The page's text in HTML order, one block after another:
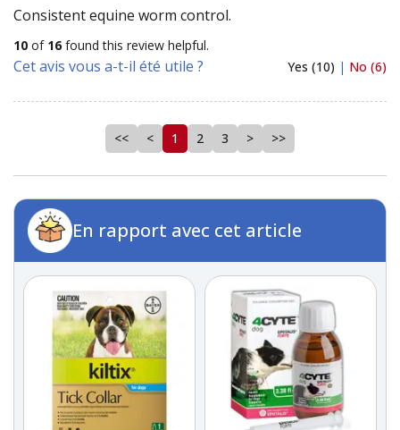
Consistent equine worm control.
10 of 16 found this review helpful.
Cet avis vous a-t-il été utile ? Yes (10) | No (6)
<< < 1 2 3 > >>
En rapport avec cet article